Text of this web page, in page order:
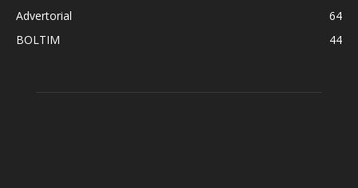
Advertorial
64
BOLTIM
44